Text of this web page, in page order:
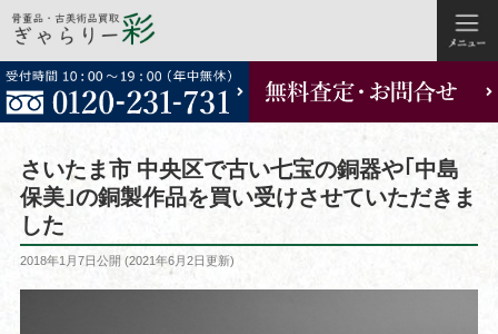
コ
ン
テ
さいたま市 中央区で古い七宝の銅器や｢中島
保美｣の銅製作品を買い受けさせていただきま
した
投
2018年1月7日公開 (2021年6月2日更新)